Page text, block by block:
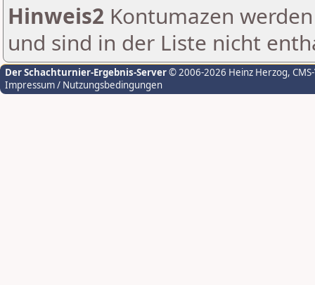
Hinweis2 Kontumazen
und sind in der Liste nicht
Der Schachturnier-Ergebnis-Server© 2006-2026 Heinz Herzog,
Impressum / Nutzungsbedingungen